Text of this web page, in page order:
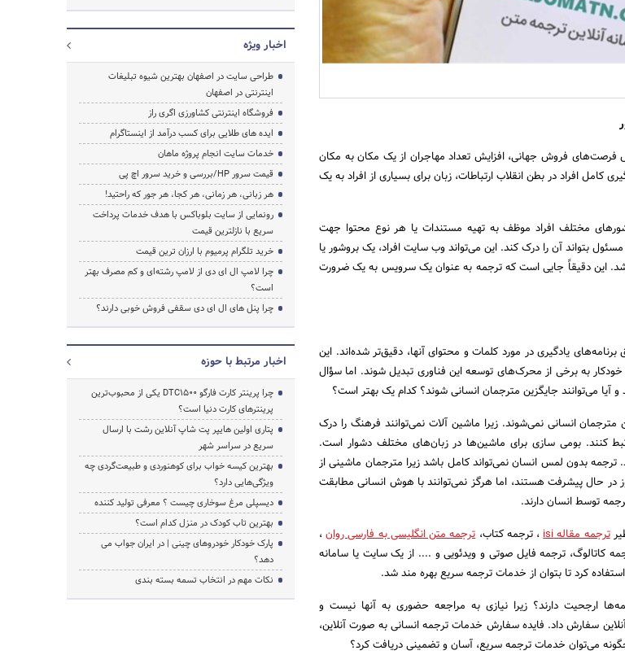
فروش جهانی، افزایش تعداد مهاجران از یک مکان به مکان
کامل افراد در بطن انقلاب ارتباطات، زبان برای بسیاری از افراد به یک
مختلف افراد موظف به تهیه مستندات یا هر نوع محتوا جهت
بتواند آن را درک کند. این می‌تواند وب سایت افراد، یک بروشور یا
این دقیقاً جایی است که ترجمه به عنوان یک سرویس به یک ضرورت
یادگیری در مورد کلمات و محتوای آنها، دقیق‌تر شده‌اند. این
به برخی از محرک‌های توسعه این فناوری تبدیل شوند. اما سؤال
می‌توانند جایگزین مترجمان انسانی شوند؟ کدام یک بهتر است؟
انسانی نمی‌شوند. زیرا ماشین آلات نمی‌توانند فرهنگ را درک
کنند. بومی سازی برای ماشین‌ها در زبان‌های مختلف دشوار است.
بدون لمس انسان نمی‌تواند کامل باشد زیرا مترجمان ماشینی از
حال پیشرفت هستند، اما هرگز نمی‌توانند با هوش انسانی مطابقت
توسط انسان دارند.
ترجمه مقاله isi ، ترجمه کتاب،ترجمه متن انگلیسی به فارسی روان،
کاتالوگ، ترجمه فایل صوتی و ویدئویی و .... از یک سایت یا سامانه
کرد تا بتوان از خدمات ترجمه سریع بهره مند شد.
ارجحیت دارند؟ زیرا نیازی به مراجعه حضوری به آنها نیست و
سفارش داد. فایده سفارش خدمات ترجمه انسانی به صورت آنلاین،
می‌توان خدمات ترجمه سریع، آسان و تضمینی دریافت کرد؟
اخبار ویژه
طراحی سایت در اصفهان بهترین شیوه تبلیغات
اینترنتی در اصفهان
فروشگاه اینترنتی کشاورزی اگری راز
ایده های طلایی برای کسب درآمد از اینستاگرام
خدمات سایت انجام پروژه ماهان
قیمت سرور HP/بررسی و خرید سرور اچ پی
هر زبانی، هر زمانی، هر کجا، هر جور که راحتید!
رونمایی از سایت بلوباکس با هدف خدمات پرداخت
سریع با نازلترین قیمت
خرید تلگرام پرمیوم با ارزان ترین قیمت
چرا لامپ ال ای دی از لامپ رشته‌ای و کم مصرف بهتر
است؟
چرا پنل های ال ای دی سقفی فروش خوبی دارند؟
اخبار مرتبط با حوزه
چرا پرینتر کارت فارگو DTC1500 یکی از محبوب‌ترین
پرینترهای کارت دنیا است؟
پتاری اولین هایپر پت شاپ آنلاین رشت با ارسال
سریع در سراسر شهر
بهترین کیسه خواب برای کوهنوردی و طبیعت‌گردی چه
ویژگی‌هایی دارد؟
دیسپلی مرغ سوخاری چیست ؟ معرفی تولید کننده
بهترین تاب کودک در منزل کدام است؟
پارک خودکار خودروهای چینی | در ایران جواب می
دهد؟
نکات مهم در انتخاب تسمه بسته بندی